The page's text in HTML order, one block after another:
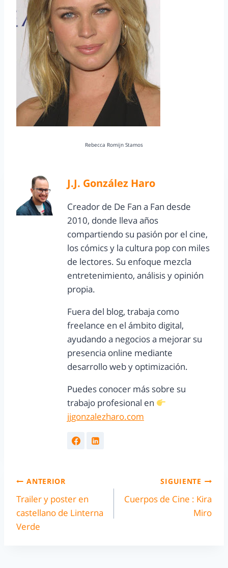
Rebecca Romijn Stamos
J.J. González Haro
Creador de De Fan a Fan desde
2010, donde lleva años
compartiendo su pasión por el cine,
los cómics y la cultura pop con miles
de lectores. Su enfoque mezcla
entretenimiento, análisis y opinión
propia.
Fuera del blog, trabaja como
freelance en el ámbito digital,
ayudando a negocios a mejorar su
presencia online mediante
desarrollo web y optimización.
Puedes conocer más sobre su
trabajo profesional en
jjgonzalezharo.com
ANTERIOR
Trailer y poster en
castellano de Linterna
Verde
SIGUIENTE
Cuerpos de Cine : Kira
Miro